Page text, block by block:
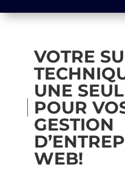
VOTRE
UNE
POUR
GESTION
WEB!